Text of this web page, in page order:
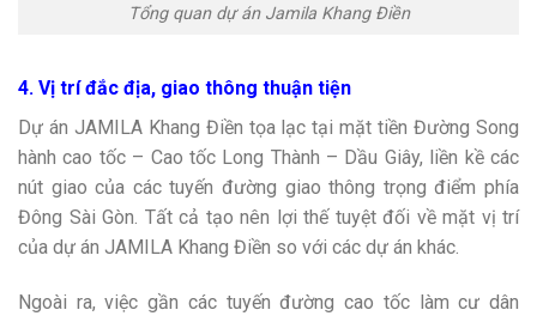
Tổng quan dự án Jamila Khang Điền
4. Vị trí đắc địa, giao thông thuận tiện
Dự án JAMILA Khang Điền tọa lạc tại mặt tiền Đường Song
hành cao tốc – Cao tốc Long Thành – Dầu Giây, liền kề các
nút giao của các tuyến đường giao thông trọng điểm phía
Đông Sài Gòn. Tất cả tạo nên lợi thế tuyệt đối về mặt vị trí
của dự án JAMILA Khang Điền so với các dự án khác.
Ngoài ra, việc gần các tuyến đường cao tốc làm cư dân